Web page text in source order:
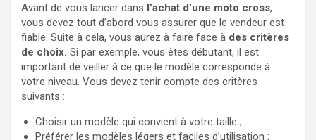
Avant de vous lancer dans l’achat d’une moto cross,
vous devez tout d’abord vous assurer que le vendeur est
fiable. Suite à cela, vous aurez à faire face à des critères
de choix. Si par exemple, vous êtes débutant, il est
important de veiller à ce que le modèle corresponde à
votre niveau. Vous devez tenir compte des critères
suivants :
Choisir un modèle qui convient à votre taille ;
Préférer les modèles légers et faciles d’utilisation ;